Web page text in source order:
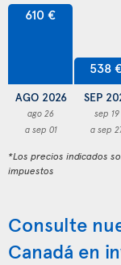
610 €
AGO 2026
ago 26
a sep 01
538
SEP
sep 19
a sep
*Los precios indicados
impuestos
Consulte
Canadá en